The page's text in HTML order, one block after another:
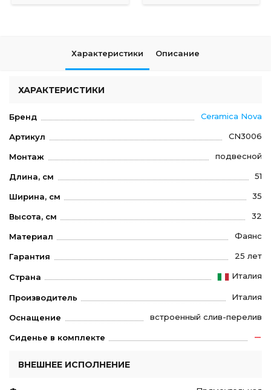
Характеристики Описание
ХАРАКТЕРИСТИКИ
Бренд Ceramica Nova
Артикул CN3006
Монтаж подвесной
Длина, см 51
Ширина, см 35
Высота, см 32
Материал Фаянс
Гарантия 25 лет
Страна Италия
Производитель Италия
Оснащение встроенный слив-перелив
Сиденье в комплекте
ВНЕШНЕЕ ИСПОЛНЕНИЕ